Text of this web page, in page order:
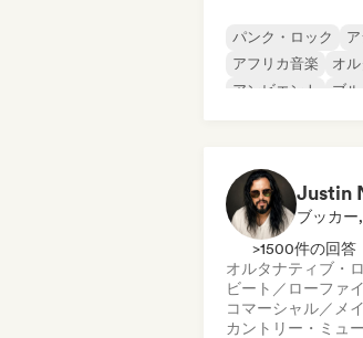
パンク・ロック
アフリカ音楽
オ
アンビエント
ブル
>1500件の回答
オルタナティブ・
ビート／ローファイ
コマーシャル／メ
カントリー・ミュ